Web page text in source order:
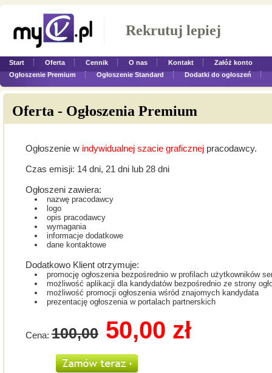
Rekrutuj lepiej
Start Oferta Cennik O nas Kontakt
Załóż konto
Ogłoszenie Premium
Ogłoszenie Standard Dodatki do ogłoszeń
Oferta - Ogłoszenia Premium
Ogłoszenie w indywidualnej szacie graficznej pracodawcy.
Czas emisji: 14 dni, 21 dni lub 28 dni
Ogłoszeni zawiera:
nazwę pracodawcy
logo
opis pracodawcy
wymagania
informacje dodatkowe
dane kontaktowe
Dodatkowo Klient otrzymuje:
promocję ogłoszenia bezpośrednio w profilach użytkowników
możliwość aplikacji dla kandydatów bezpośrednio ze strony
możliwość promocji ogłoszenia wśród znajomych kandydata
prezentację ogłoszenia w portalach partnerskich
Cena: 100,00 50,00 zł